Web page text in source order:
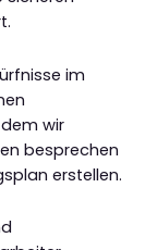
im
wir
besprechen
erstellen.